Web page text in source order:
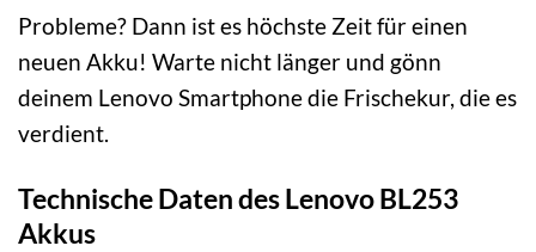
Probleme? Dann ist es höchste Zeit für einen
neuen Akku! Warte nicht länger und gönn
deinem Lenovo Smartphone die Frischekur, die es
verdient.
Technische Daten des Lenovo BL253
Akkus